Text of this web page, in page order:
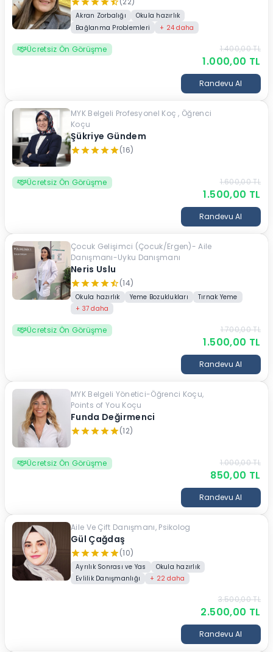
Akran Zorbalığı
Okula hazırlık
Bağlanma Problemleri
+ 24 daha
Ücretsiz Ön Görüşme 1.400,00TL
1.000,00 TL
Randevu Al
Şükriye Gündem
MYK Belgeli Profesyonel Koç , Öğrenci
Koçu
(16)
Ücretsiz Ön Görüşme 1.600,00TL
1.500,00 TL
Randevu Al
Neris Uslu
Çocuk Gelişimci (Çocuk/Ergen)- Aile
Danışmanı-Uyku Danışmanı
(14)
Okula hazırlık Yeme Bozuklukları
Tırnak Yeme
+ 37 daha
Ücretsiz Ön Görüşme 1.700,00TL
1.500,00 TL
Randevu Al
Funda Değirmenci
MYK Belgeli Yönetici-Öğrenci Koçu,
Points of You Koçu
(12)
Ücretsiz Ön Görüşme 1.000,00TL
850,00 TL
Randevu Al
Gül Çağdaş
Aile Ve Çift Danışmanı, Psikolog
(10)
Ayrılık Sonrası ve Yas
Okula hazırlık
Evlilik Danışmanlığı
+ 22 daha
3.500,00TL
2.500,00 TL
Randevu Al